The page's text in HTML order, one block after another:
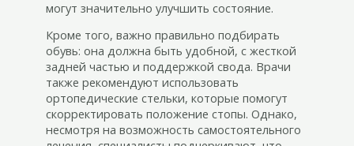
могут значительно улучшить состояние.
Кроме того, важно правильно подбирать
обувь: она должна быть удобной, с жесткой
задней частью и поддержкой свода. Врачи
также рекомендуют использовать
ортопедические стельки, которые помогут
скорректировать положение стопы. Однако,
несмотря на возможность самостоятельного